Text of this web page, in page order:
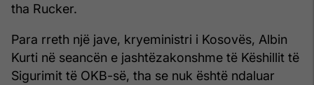
tha Rucker.
Para rreth një jave, kryeministri i Kosovës, Albin
Kurti në seancën e jashtëzakonshme të Këshillit të
Sigurimit të OKB-së, tha se nuk është ndaluar